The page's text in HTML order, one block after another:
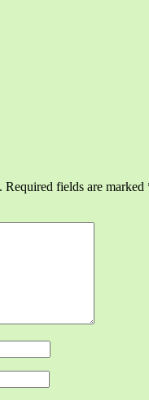
Required fields are marked